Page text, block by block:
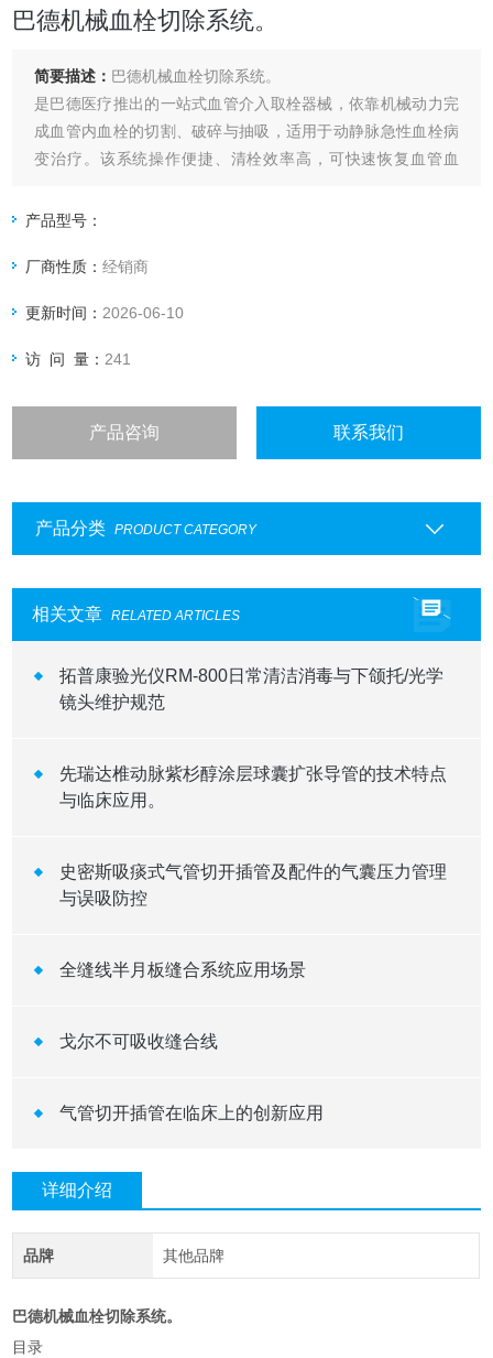
巴德机械血栓切除系统。
简要描述： 巴德机械血栓切除系统。
是巴德医疗推出的一站式血管介入取栓器械，依靠机械动力完
成血管内血栓的切割、破碎与抽吸，适用于动静脉急性血栓病
变治疗。该系统操作便捷、清栓效率高，可快速恢复血管血
全性与整体疗效。
产品型号：
厂商性质：经销商
更新时间： 2026-06-10
访 问 量： 241
产品咨询 联系我们
产品分类 PRODUCT CATEGORY
相关文章 RELATED ARTICLES
拓普康验光仪RM-800日常清洁消毒与下颌托/光学
镜头维护规范
先瑞达椎动脉紫杉醇涂层球囊扩张导管的技术特点
与临床应用。
史密斯吸痰式气管切开插管及配件的气囊压力管理
与误吸防控
全缝线半月板缝合系统应用场景
戈尔不可吸收缝合线
气管切开插管在临床上的创新应用
详细介绍
品牌 其他品牌
巴德机械血栓切除系统。
目录